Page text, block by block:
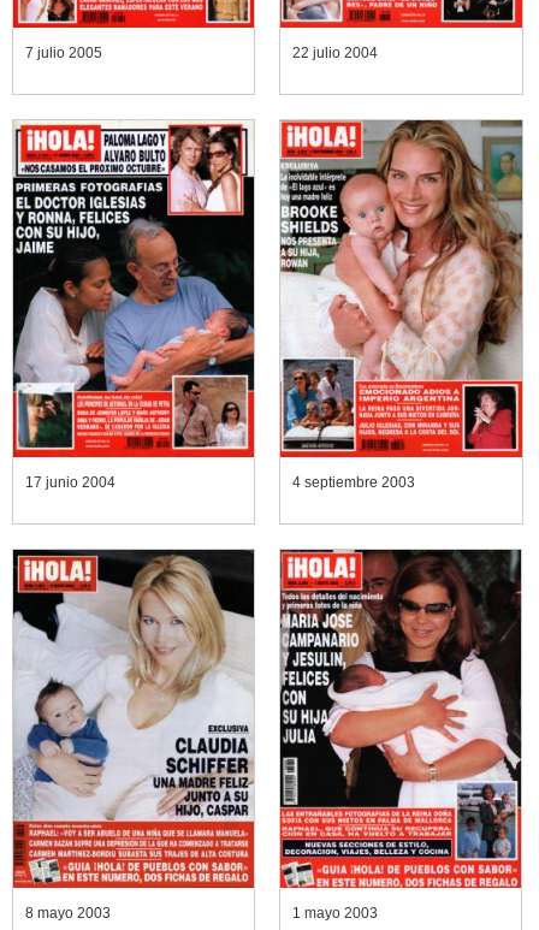
7 julio 2005 22 julio 2004
17 junio 2004 4 septiembre 2003
8 mayo 2003 1 mayo 2003